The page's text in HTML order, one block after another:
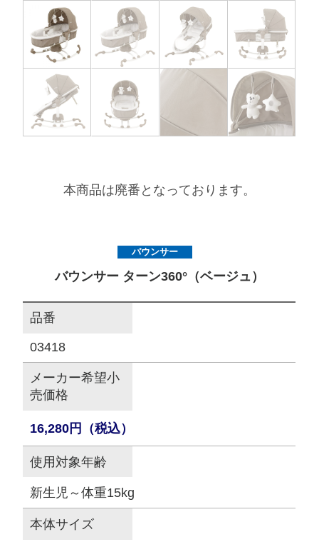
KATOJI TV
このサイトについて
プライバシーポリシー
オフィシャルFacebook
× 閉じる
本商品は廃番となっております。
バウンサー
バウンサー ターン360°（ベージュ）
品番
03418
メーカー希望小
売価格
16,280円（税込）
使用対象年齢
新生児～体重15kg
本体サイズ